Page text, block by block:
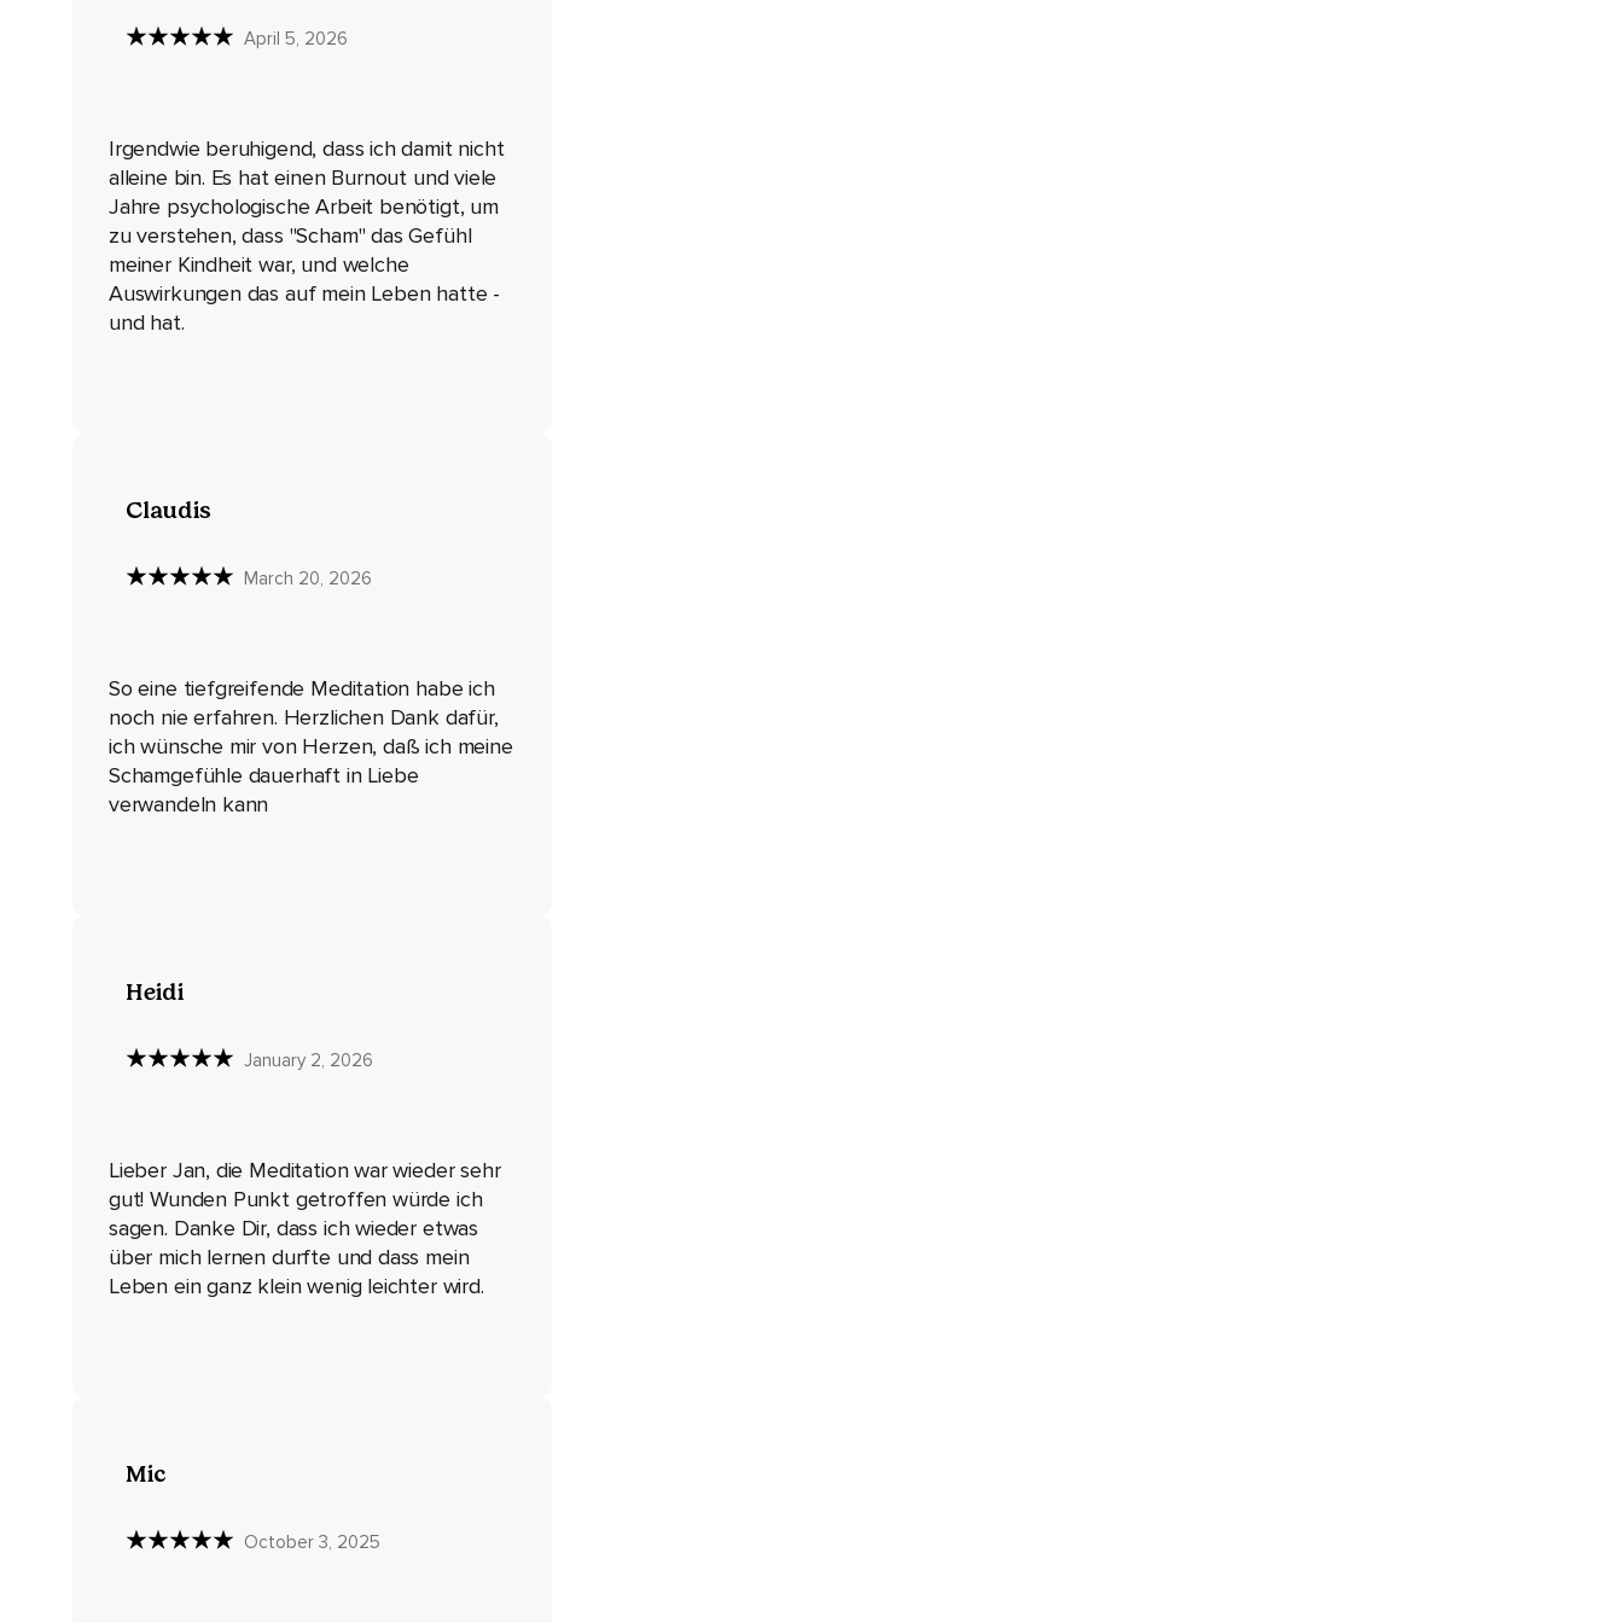
Und dann der nächste Schritt ist,
Kann sich auch verwandeln.
Und dann ein weiterer Schritt ist,
Zu schauen,
Welches Bedürfnis steckt hinter diesem Glaubenssatz,
Denn alles,
Aber jetzt erstmal herzliche Einladung zu dieser geführten Meditation.
Nimm zu,
Beginnen zwei,
Drei tiefe Atemzüge und komme dadurch ganz in diesem Moment an.
Einatmen und tief ausatmen.
Fühle deinen Körper,
Mit der du Kontakt hast.
Und gehe weiter hoch mit deiner Aufmerksamkeit in deinen Bauchbereich und weiter hoch zum Brustkorb und spüre,
Wie er sich sanft ausdehnt und wieder zusammenzieht mit jedem Atemzug.
Spüre deine Stirn,
Deine Augen,
April 5, 2026
Irgendwie beruhigend, dass ich damit nicht
alleine bin. Es hat einen Burnout und viele
Jahre psychologische Arbeit benötigt, um
zu verstehen, dass "Scham" das Gefühl
meiner Kindheit war, und welche
Auswirkungen das auf mein Leben hatte -
und hat.
Claudis
March 20, 2026
So eine tiefgreifende Meditation habe ich
noch nie erfahren. Herzlichen Dank dafür,
ich wünsche mir von Herzen, daß ich meine
Schamgefühle dauerhaft in Liebe
verwandeln kann
Heidi
January 2, 2026
Lieber Jan, die Meditation war wieder sehr
gut! Wunden Punkt getroffen würde ich
sagen. Danke Dir, dass ich wieder etwas
über mich lernen durfte und dass mein
Leben ein ganz klein wenig leichter wird.
Mic
October 3, 2025